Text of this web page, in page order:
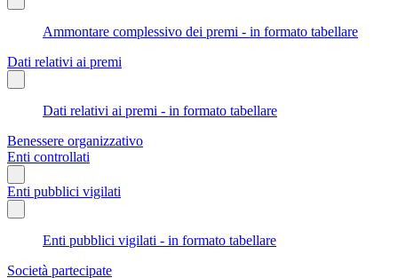
Ammontare complessivo dei premi - in formato tabellare
Dati relativi ai premi
Dati relativi ai premi - in formato tabellare
Benessere organizzativo
Enti controllati
Enti pubblici vigilati
Enti pubblici vigilati - in formato tabellare
Società partecipate